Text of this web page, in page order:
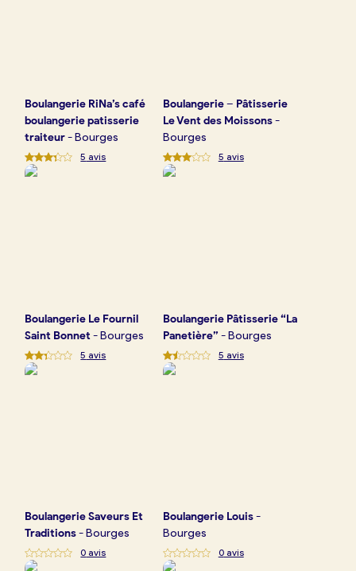
Boulangerie RiNa’s café
boulangerie patisserie
traiteur-Bourges
5 avis
Boulangerie– Pâtisserie
Le Vent des Moissons-
Bourges
5 avis
Boulangerie Le Fournil
Saint Bonnet-Bourges
5 avis
Boulangerie Pâtisserie “La
Panetière” -Bourges
5 avis
BoulangerieSaveurs Et
Traditions-Bourges
0 avis
Boulangerie Louis-
Bourges
0avis